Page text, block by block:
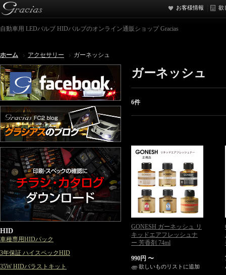
お客様情報 欲
自動車用 LEDバルブ HIDバルブのオンライン通販ショップ Gracias
ホーム アクセサリー ガーネッシュ
ガーネッシュ
6件
GONESH ガーネッシュ リ
キッドエアフレッシュナ
ー 芳香剤 74ml
990円 〜
欲しいものリストに追加
HID
車種専用HIDパック
3年保証 ハイスペックHID
35W HIDバラストキット